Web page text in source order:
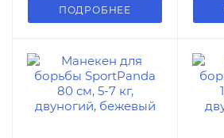
ПОДРОБНЕЕ